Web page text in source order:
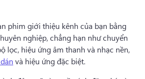
phim giới thiệu kênh của bạn bằng
nghiệp, chẳng hạn như chuyển
lọc, hiệu ứng âm thanh và nhạc nền,
và hiệu ứng đặc biệt.